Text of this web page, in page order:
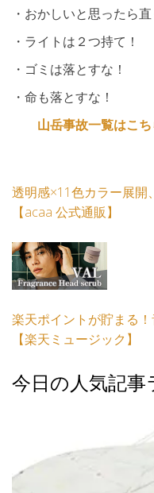
・おかしいと思ったら
・ライトは２つ持て！
・ゴミは落とすな！
・命も落とすな！
山岳事故一覧はこち
透明感×11色カラー展開
【acaa 公式通販】
楽天ポイントが貯まる
【楽天ミュージック】
今日の人気記